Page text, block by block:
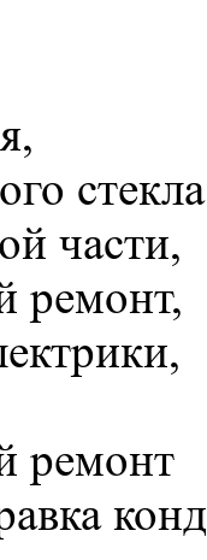
части,
ремонт,
ремонт